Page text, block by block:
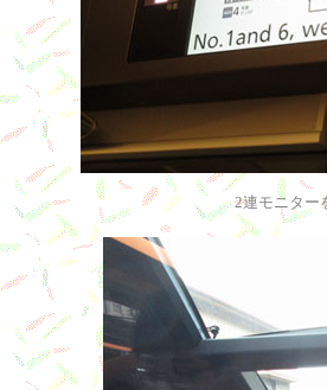
2連モニター